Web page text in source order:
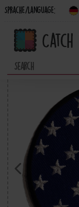
Sprache/Language: